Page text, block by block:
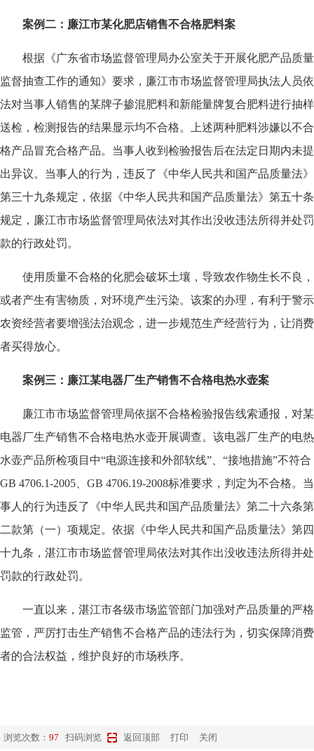
案例二：廉江市某化肥店销售不合格肥料案
根据《广东省市场监督管理局办公室关于开展化肥产品质量
监督抽查工作的通知》要求，廉江市市场监督管理局执法人员依
法对当事人销售的某牌子掺混肥料和新能量牌复合肥料进行抽样
送检，检测报告的结果显示均不合格。上述两种肥料涉嫌以不合
格产品冒充合格产品。当事人收到检验报告后在法定日期内未提
出异议。当事人的行为，违反了《中华人民共和国产品质量法》
第三十九条规定，依据《中华人民共和国产品质量法》第五十条
规定，廉江市市场监督管理局依法对其作出没收违法所得并处罚
款的行政处罚。
使用质量不合格的化肥会破坏土壤，导致农作物生长不良，
或者产生有害物质，对环境产生污染。该案的办理，有利于警示
农资经营者要增强法治观念，进一步规范生产经营行为，让消费
者买得放心。
案例三：廉江某电器厂生产销售不合格电热水壶案
廉江市市场监督管理局依据不合格检验报告线索通报，对某
电器厂生产销售不合格电热水壶开展调查。该电器厂生产的电热
水壶产品所检项目中“电源连接和外部软线”、“接地措施”不符合
GB 4706.1-2005、GB 4706.19-2008标准要求，判定为不合格。当
事人的行为违反了《中华人民共和国产品质量法》第二十六条第
二款第（一）项规定。依据《中华人民共和国产品质量法》第四
十九条，湛江市市场监督管理局依法对其作出没收违法所得并处
罚款的行政处罚。
一直以来，湛江市各级市场监管部门加强对产品质量的严格
监管，严厉打击生产销售不合格产品的违法行为，切实保障消费
者的合法权益，维护良好的市场秩序。
浏览次数： 97 扫码浏览 返回顶部 打印 关闭